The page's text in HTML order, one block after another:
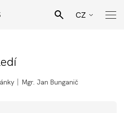
poradenství
CZ
Mgr. Jan Bunganič